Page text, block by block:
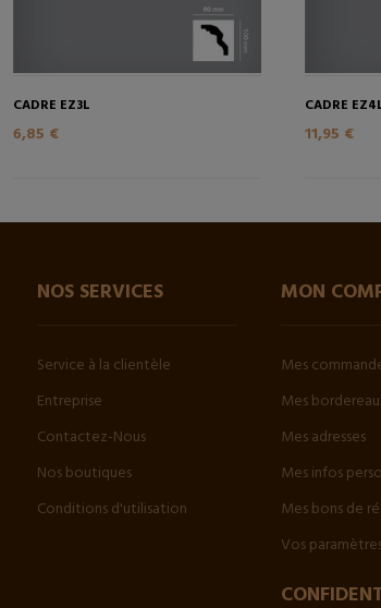
CADRE EZ3L
6,85 €
CADRE
11,95 €
NOS SERVICES
Service à la clientèle
Entreprise
Contactez-Nous
Nos boutiques
Conditions d'utilisation
MON
Mes
Mes
Mes adresses
Mes infos
Mes bons de
Vos